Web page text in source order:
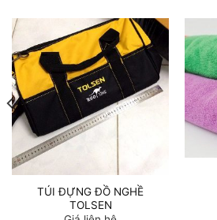
TÚI ĐỰNG ĐỒ NGHỀ
TOLSEN